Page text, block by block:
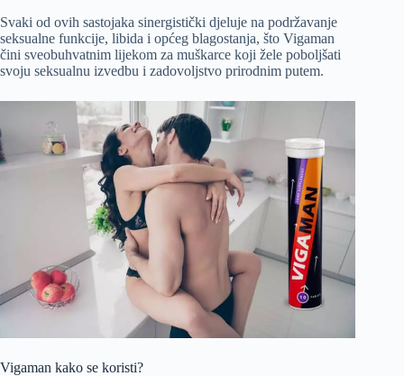
Svaki od ovih sastojaka sinergistički djeluje na podržavanje
seksualne funkcije, libida i općeg blagostanja, što Vigaman
čini sveobuhvatnim lijekom za muškarce koji žele poboljšati
svoju seksualnu izvedbu i zadovoljstvo prirodnim putem.
Vigaman kako se koristi?